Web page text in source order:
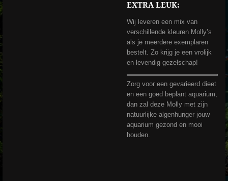
EXTRA LEUK:
Wij leveren een mix van
verschillende kleuren Molly’s
als je meerdere exemplaren
bestelt. Zo krijg je een vrolijk
en levendig gezelschap!
Zorg voor een gevarieerd dieet
en een goed beplant aquarium,
dan zal deze Molly met zijn
natuurlijke algenhunger jouw
aquarium gezond en mooi
houden.